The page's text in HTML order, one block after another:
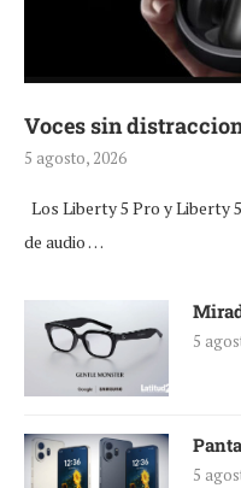
Voces sin
5 agosto, 2026
Los Liberty 5 Pro y Liberty
de audio …
5
5